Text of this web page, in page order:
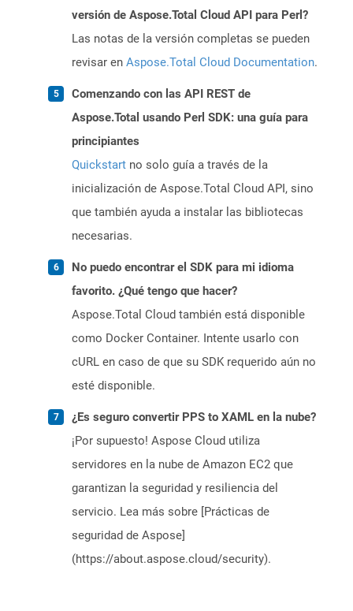
versión de Aspose.Total Cloud API para Perl?
Las notas de la versión completas se pueden
revisar en Aspose.Total Cloud Documentation.
Comenzando con las API REST de
Aspose.Total usando Perl SDK: una guía para
principiantes
Quickstart no solo guía a través de la
inicialización de Aspose.Total Cloud API, sino
que también ayuda a instalar las bibliotecas
necesarias.
No puedo encontrar el SDK para mi idioma
favorito. ¿Qué tengo que hacer?
Aspose.Total Cloud también está disponible
como Docker Container. Intente usarlo con
cURL en caso de que su SDK requerido aún no
esté disponible.
¿Es seguro convertir PPS to XAML en la nube?
¡Por supuesto! Aspose Cloud utiliza
servidores en la nube de Amazon EC2 que
garantizan la seguridad y resiliencia del
servicio. Lea más sobre [Prácticas de
seguridad de Aspose]
(https://about.aspose.cloud/security).